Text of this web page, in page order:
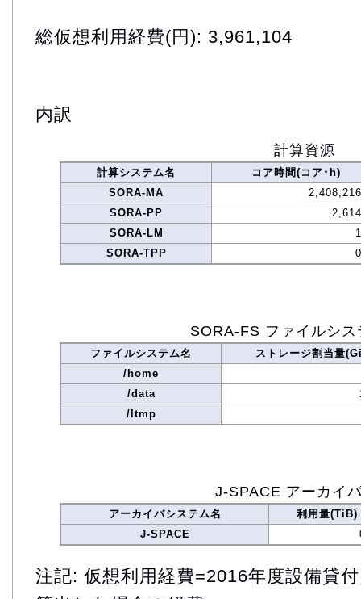
総仮想利用経費(円): 3,961,104
内訳
計算資源
計算システム名
コア時間(コア･h)
SORA-MA
SORA-PP
SORA-LM
SORA-TPP
SORA-FS ファイルシス
ファイルシステム名
ストレージ割当量
/home
/data
/ltmp
J-SPACE アーカイ
アーカイバシステム名
利用量(TiB)
J-SPACE
注記: 仮想利用経費=2016年度設備貸